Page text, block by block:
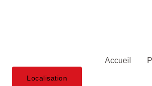
Localisation
Accueil